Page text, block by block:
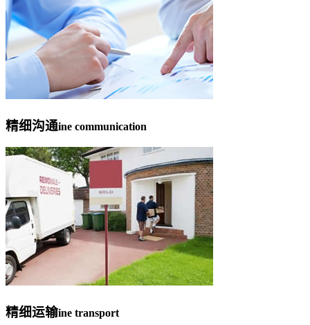
精细沟通ine communication
精细运输ine transport